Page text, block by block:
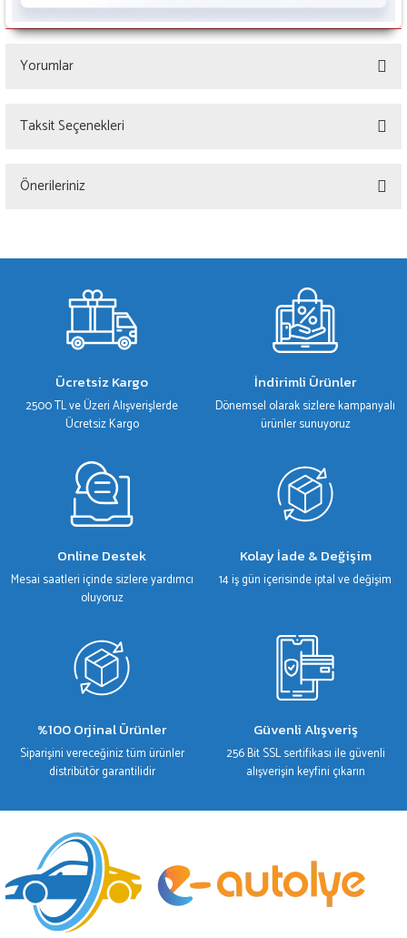
Yorumlar
Taksit Seçenekleri
Önerileriniz
gördüğünüz noktaları öneri formunu kullanarak tarafımıza iletebilirsiniz.
Ürün resmi kalitesiz, bozuk veya görüntülenemiyor.
Ürün açıklamasında eksik bilgiler bulunuyor.
Ürün fiyatı diğer sitelerden daha pahalı.
Bu ürüne benzer farklı alternatifler olmalı.
Ücretsiz Kargo
2500 TL ve Üzeri Alışverişlerde
Ücretsiz Kargo
İndirimli Ürünler
Dönemsel olarak sizlere kampanyalı
ürünler sunuyoruz
Online Destek
Mesai saatleri içinde sizlere yardımcı
oluyoruz
Kolay İade & Değişim
14 iş gün içerisinde iptal ve değişim
%100 Orjinal Ürünler
Siparişini vereceğiniz tüm ürünler
distribütör garantilidir
Güvenli Alışveriş
256 Bit SSL sertifikası ile güvenli
alışverişin keyfini çıkarın